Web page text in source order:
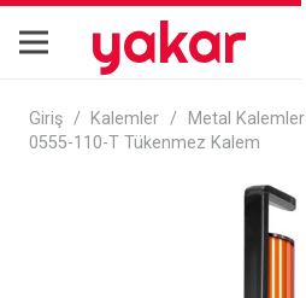
yakar
Giriş / Kalemler / Metal Kalemler
0555-110-T Tükenmez Kalem